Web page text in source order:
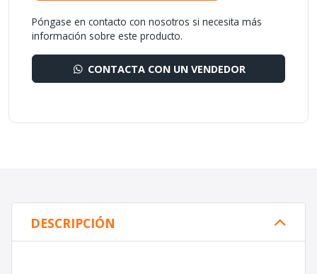
Póngase en contacto con nosotros si necesita más
información sobre este producto.
CONTACTA CON UN VENDEDOR
DESCRIPCIÓN